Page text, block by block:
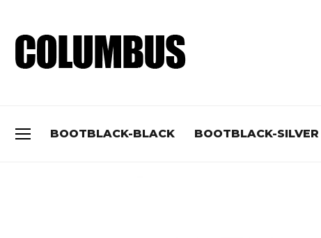
BOOTBLACK-BLACK BOOTBLACK-SILVER